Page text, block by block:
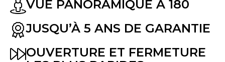
VUE PANORAMIQUE À 180
JUSQU’À 5 ANS DE GARANTIE
OUVERTURE ET FERMETURE